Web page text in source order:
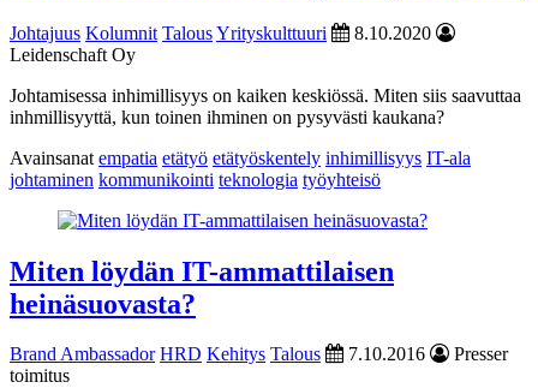
Johtajuus Kolumnit TalousYrityskulttuuri
8.10.2020
Leidenschaft Oy
Johtamisessa inhimillisyys on kaiken keskiössä. Miten siis saavuttaa
inhmillisyyttä, kun toinen ihminen on pysyvästi kaukana?
Avainsanat empatia etätyö etätyöskentely inhimillisyys IT-ala
johtaminen kommunikointi teknologia työyhteisö
Miten löydän IT-ammattilaisen
heinäsuovasta?
Brand Ambassador HRD Kehitys Talous 7.10.2016
Presser
toimitus